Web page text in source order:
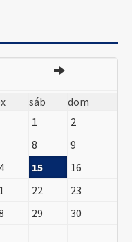
sáb
dom
1
2
8
9
15
16
22
23
29
30